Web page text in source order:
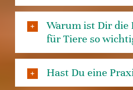
Warum ist Dir die
für Tiere so
Hast Du eine